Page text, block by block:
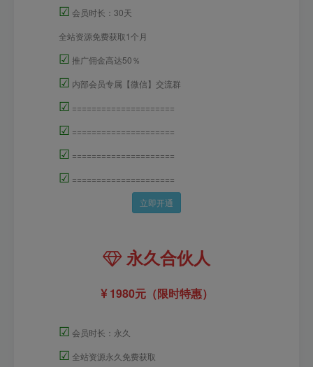
☑ 会员时长：30天
全站资源免费获取1个月
☑ 推广佣金高达50％
☑ 内部会员专属【微信】交流群
☑ =====================
☑ =====================
☑ =====================
☑ =====================
立即开通
永久合伙人
1980元（限时特惠）
☑ 会员时长：永久
☑ 全站资源永久免费获取